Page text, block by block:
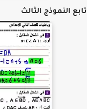
النموذج الثالث